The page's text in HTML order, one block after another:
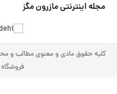
مجله اینترنتی مازرون مگز
کلیه حقوق مادی و معنوی مطالب و